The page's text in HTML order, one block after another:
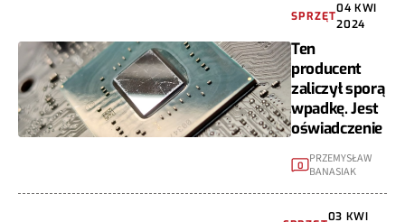
SPRZĘT
04 KWI
2024
Ten
producent
zaliczył sporą
wpadkę. Jest
oświadczenie
0
PRZEMYSŁAW
BANASIAK
03 KWI